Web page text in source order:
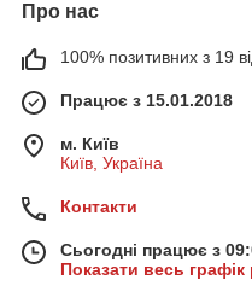
Про нас
100% позитивних з 19
Працює з 15.01.2018
м. Київ
Київ, Україна
Контакти
Сьогодні працює з
Показати весь графік